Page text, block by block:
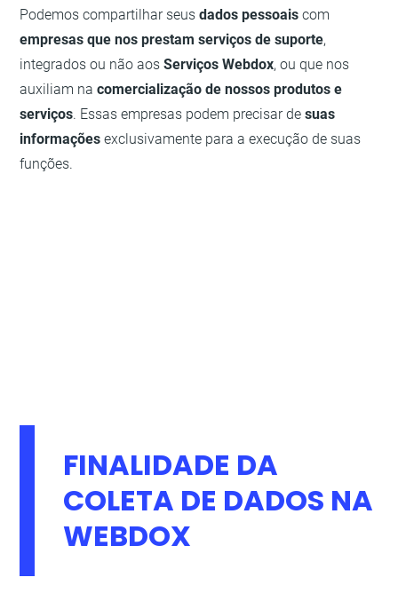
Podemos compartilhar seusdados pessoais com
empresas que nos prestam serviços de suporte,
integrados ou não aosServiços Webdox, ou que nos
auxiliam nacomercialização de nossos produtos e
serviços. Essas empresas podem precisar desuas
informações exclusivamente para a execução de suas
funções.
FINALIDADE DA
COLETA DE DADOS NA
WEBDOX